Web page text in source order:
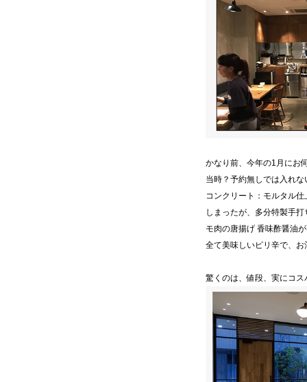
かなり前、今年の1月に
当時？予約無しでは入れ
コンクリート：モルタル
しまったが、多分特製手
モ肉の唐揚げ 香味酢醤油
全て美味しいピリ辛で、
驚くのは、値段、実にコ